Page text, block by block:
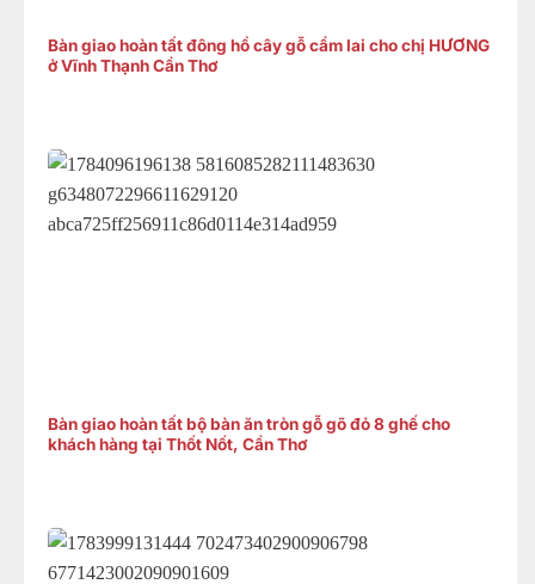
Bàn giao hoàn tất đông hồ cây gỗ cẩm lai cho chị HƯƠNG
ở Vĩnh Thạnh Cần Thơ
Bàn giao hoàn tất bộ bàn ăn tròn gỗ gõ đỏ 8 ghế cho
khách hàng tại Thốt Nốt, Cần Thơ